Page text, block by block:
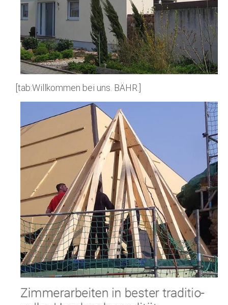
[tab:Willkommen bei uns. BÄHR.]